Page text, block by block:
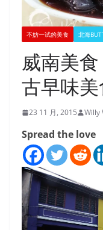
不妨一试的美食 北海
威南美
古早味
23 11 月, 2015 Willy
Spread the love